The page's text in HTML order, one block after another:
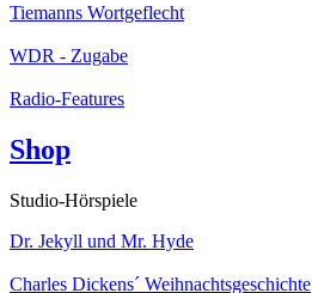
Tiemanns Wortgeflecht
WDR - Zugabe
Radio-Features
Shop
Studio-Hörspiele
Dr. Jekyll und Mr. Hyde
Charles Dickens´ Weihnachtsgeschichte